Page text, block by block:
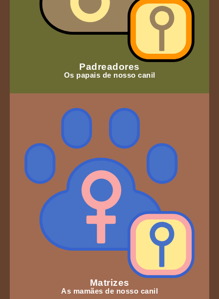
Padreadores
Os papais de nosso canil
Matrizes
As mamães de nosso canil